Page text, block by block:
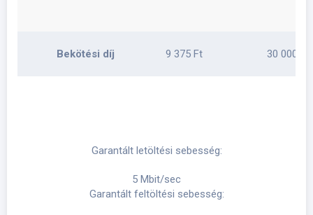
Bekötési díj 9 375 Ft 30 000 Ft
Garantált letöltési sebesség:
5 Mbit/sec
Garantált feltöltési sebesség: